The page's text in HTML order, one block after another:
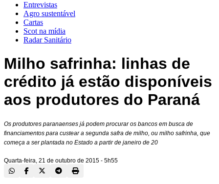
Entrevistas
Agro sustentável
Cartas
Scot na mídia
Radar Sanitário
Milho safrinha: linhas de
crédito já estão disponíveis
aos produtores do Paraná
Os produtores paranaenses já podem procurar os bancos em busca de
financiamentos para custear a segunda safra de milho, ou milho safrinha, que
começa a ser plantada no Estado a partir de janeiro de 20
Quarta-feira, 21 de outubro de 2015 - 5h55